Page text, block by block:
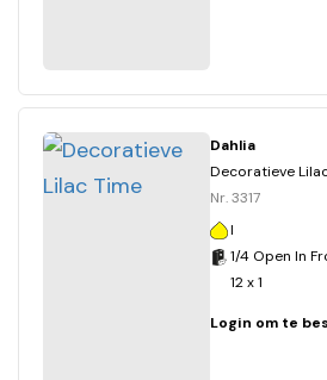
Dahlia
Decoratieve
Nr. 3317
I
1/4 Open In
12 x 1
Login om te